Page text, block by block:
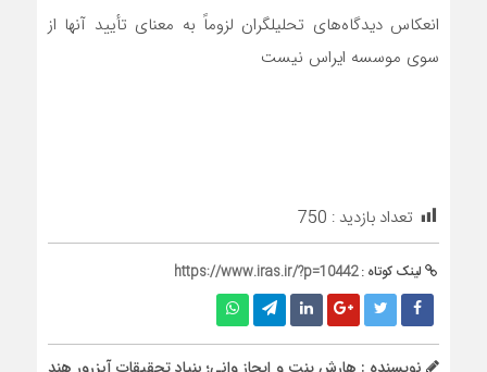
انعکاس دیدگاه‌های تحلیلگران لزوماً به معنای تأیید آنها از
سوی موسسه ایراس نیست
تعداد بازدید : 750
لینک کوتاه :https://www.iras.ir/?p=10442